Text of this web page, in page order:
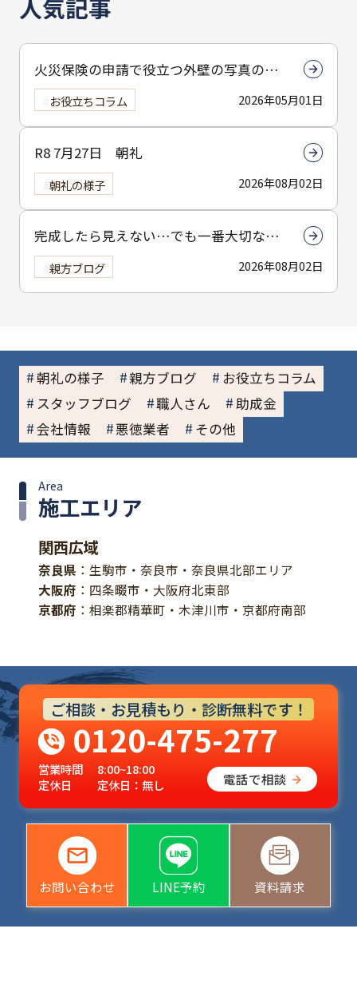
人気記事
火災保険の申請で役立つ外壁の写真の撮
り方とは？撮影のコツを解説
2026年05月01日
お役立ちコラム
R8 7月27日 朝礼
2026年08月02日
朝礼の様子
完成したら見えない…でも一番大切なん
は下塗りです
2026年08月02日
親方ブログ
朝礼の様子 親方ブログ
お役立ちコラム
スタッフブログ
職人さん
助成金
会社情報
悪徳業者 その他
施工エリア
Area
関西広域
奈良県 ：生駒市・奈良市・奈良県北部エリア
大阪府 ：四条畷市・大阪府北東部
京都府 ：相楽郡精華町・木津川市・京都府南部
ご相談・お見積もり・診断無料です！
0120-475-277
営業時間
8:00~18:00
定休日
定休日：無し 電話で相談
お問い合わせ LINE予約 資料請求